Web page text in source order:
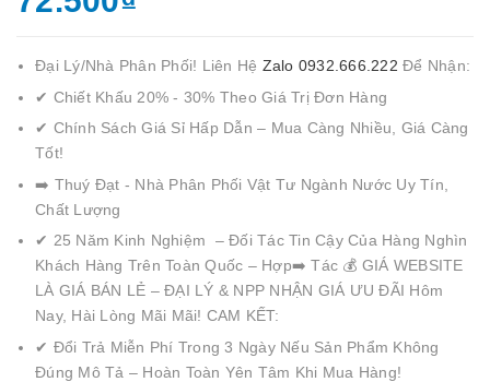
Đại Lý/Nhà Phân Phối! Liên Hệ Zalo 0932.666.222 Để Nhận:
✔ Chiết Khấu 20% - 30% Theo Giá Trị Đơn Hàng
✔ Chính Sách Giá Sỉ Hấp Dẫn – Mua Càng Nhiều, Giá Càng
Tốt!
➡️ Thuý Đạt - Nhà Phân Phối Vật Tư Ngành Nước Uy Tín,
Chất Lượng
✔ 25 Năm Kinh Nghiệm – Đối Tác Tin Cậy Của Hàng Nghìn
Khách Hàng Trên Toàn Quốc – Hợp➡️ Tác 💰 GIÁ WEBSITE
LÀ GIÁ BÁN LẺ – ĐẠI LÝ & NPP NHẬN GIÁ ƯU ĐÃI Hôm
Nay, Hài Lòng Mãi Mãi! CAM KẾT:
✔ Đổi Trả Miễn Phí Trong 3 Ngày Nếu Sản Phẩm Không
Đúng Mô Tả – Hoàn Toàn Yên Tâm Khi Mua Hàng!